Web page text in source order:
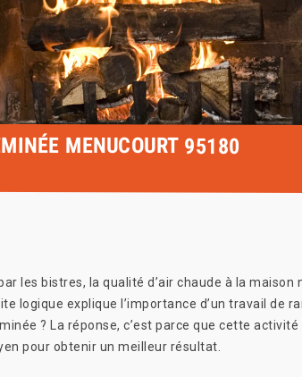
MENUCOURT 95180
les bistres, la qualité d’air chaude à la
logique explique l’importance d’un travail de
? La réponse, c’est parce que cette
pour obtenir un meilleur résultat.